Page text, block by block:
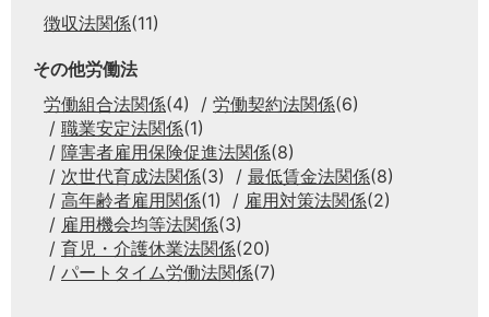
徴収法関係(11)
その他労働法
労働組合法関係(4) 労働契約法関係(6)
職業安定法関係(1)
障害者雇用保険促進法関係(8)
次世代育成法関係(3) 最低賃金法関係(8)
高年齢者雇用関係(1) 雇用対策法関係(2)
雇用機会均等法関係(3)
育児・介護休業法関係(20)
パートタイム労働法関係(7)